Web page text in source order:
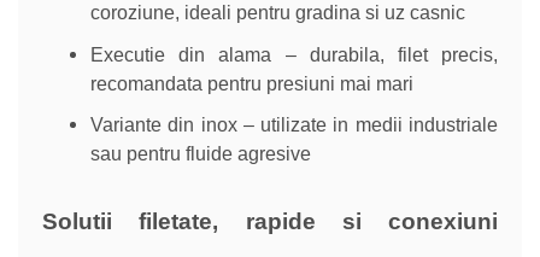
coroziune, ideali pentru gradina si uz casnic
Executie din alama – durabila, filet precis,
recomandata pentru presiuni mai mari
Variante din inox – utilizate in medii industriale
sau pentru fluide agresive
Solutii filetate, rapide si conexiuni